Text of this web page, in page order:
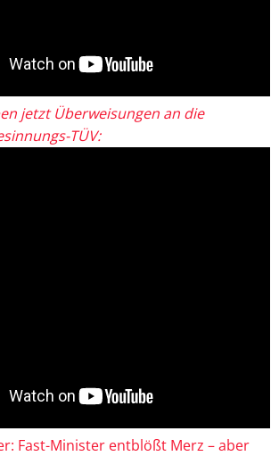
jetzt Überweisungen an die
TÜV:
Fast-Minister entblößt Merz – aber